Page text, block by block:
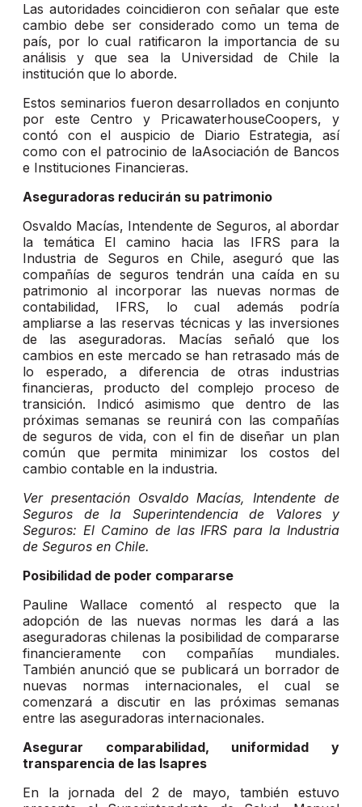
Las autoridades coincidieron con señalar que este
cambio debe ser considerado como un tema de
país, por lo cual ratificaron la importancia de su
análisis y que sea la Universidad de Chile la
institución que lo aborde.
Estos seminarios fueron desarrollados en conjunto
por este Centro y PricawaterhouseCoopers, y
contó con el auspicio de Diario Estrategia, así
como con el patrocinio de laAsociación de Bancos
e Instituciones Financieras.
Aseguradoras reducirán su patrimonio
Osvaldo Macías, Intendente de Seguros, al abordar
la temática El camino hacia las IFRS para la
Industria de Seguros en Chile, aseguró que las
compañías de seguros tendrán una caída en su
patrimonio al incorporar las nuevas normas de
contabilidad, IFRS, lo cual además podría
ampliarse a las reservas técnicas y las inversiones
de las aseguradoras. Macías señaló que los
cambios en este mercado se han retrasado más de
lo esperado, a diferencia de otras industrias
financieras, producto del complejo proceso de
transición. Indicó asimismo que dentro de las
próximas semanas se reunirá con las compañías
de seguros de vida, con el fin de diseñar un plan
común que permita minimizar los costos del
cambio contable en la industria.
Ver presentación Osvaldo Macías, Intendente de
Seguros de la Superintendencia de Valores y
Seguros: El Camino de las IFRS para la Industria
de Seguros en Chile.
Posibilidad de poder compararse
Pauline Wallace comentó al respecto que la
adopción de las nuevas normas les dará a las
aseguradoras chilenas la posibilidad de compararse
financieramente con compañías mundiales.
También anunció que se publicará un borrador de
nuevas normas internacionales, el cual se
comenzará a discutir en las próximas semanas
entre las aseguradoras internacionales.
Asegurar comparabilidad, uniformidad y
transparencia de las Isapres
En la jornada del 2 de mayo, también estuvo